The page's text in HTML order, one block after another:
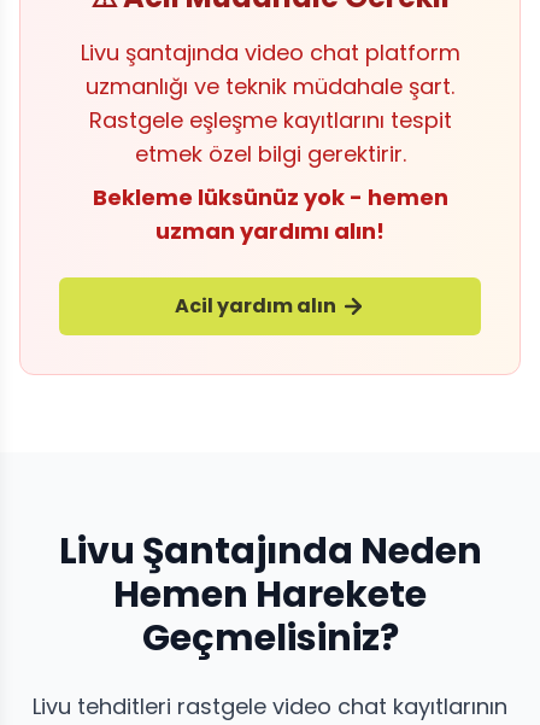
Livu şantajında video chat platform
uzmanlığı ve teknik müdahale şart.
Rastgele eşleşme kayıtlarını tespit
etmek özel bilgi gerektirir.
Bekleme lüksünüz yok - hemen
uzman yardımı alın!
Acil yardım alın
Livu Şantajında Neden
Hemen Harekete
Geçmelisiniz?
Livu tehditleri rastgele video chat kayıtlarının